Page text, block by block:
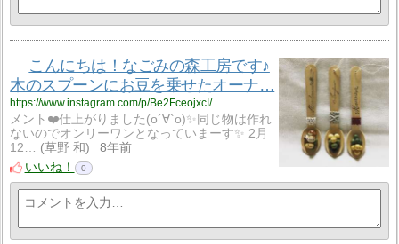
こんにちは！なごみの森工房です♪
木のスプーンにお豆を乗せたオーナ…
https://www.instagram.com/p/Be2FceojxcI/
メント❤️仕上がりました(о´∀`о)✨同じ物は作れ
ないのでオンリーワンとなっていまーす✨ 2月
12…
草野 和
8年前
いいね！
0